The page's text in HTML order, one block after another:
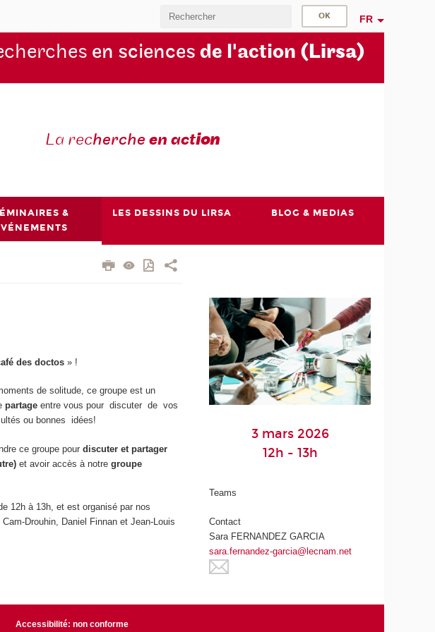
FR
en sciences de l'action (Lirsa)
La recherche en action
&
LES DESSINS DU LIRSA BLOG & MEDIAS
des doctos » !
de solitude, ce groupe est un
partageentre vous pour discuter de vos
ou bonnes idées!
ce groupe pour discuter et partager
et avoir accès à notregroupe
12h à 13h, et est organisé par nos
Drouhin, Daniel Finnan et Jean-Louis
3 mars 2026
12h - 13h
Teams
Contact
Sara FERNANDEZ GARCIA
sara.fernandez-garcia@lecnam.net
Accessibilité: non conforme